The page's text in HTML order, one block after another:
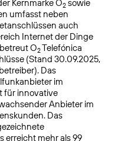
Kernmarke O2 sowie
umfasst neben
auch
Internet der Dinge
O2Telefónica
(Stand 30.09.2025,
Das
im
für innovative
Anbieter im
Das
erreicht mehr als 99